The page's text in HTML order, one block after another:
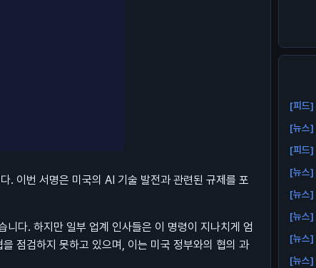
. 이번 서명은 미국의 AI 기술 발전과 관련된 규제를 포
다. 하지만 일부 업계 인사들은 이 명령이 지나치게 엄
점검하지 못하고 있으며, 이는 미국 정부와의 협의 과
[피드]
[뉴스]
[피드]
[뉴스]
[뉴스]
[뉴스]
[뉴스]
[뉴스]